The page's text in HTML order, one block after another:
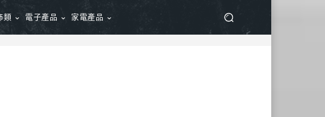
類 電子產品 家電產品